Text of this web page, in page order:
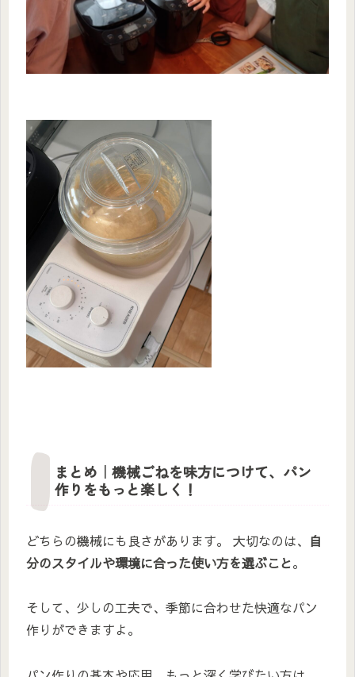
まとめ｜機械ごねを味方につけて、パン
作りをもっと楽しく！
どちらの機械にも良さがあります。 大切なのは、 自
分のスタイルや環境に合った使い方を選ぶこと。
そして、少しの工夫で、季節に合わせた快適なパン
作りができますよ。